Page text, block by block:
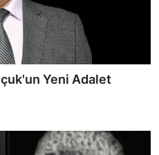
Yeni Adalet